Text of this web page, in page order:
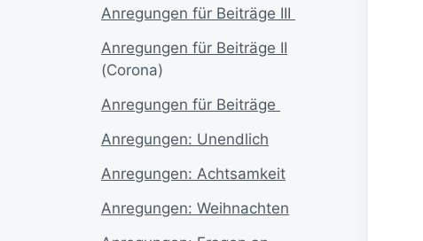
Anregungen für Beiträge III
Anregungen für Beiträge II
(Corona)
Anregungen für Beiträge
Anregungen: Unendlich
Anregungen: Achtsamkeit
Anregungen: Weihnachten